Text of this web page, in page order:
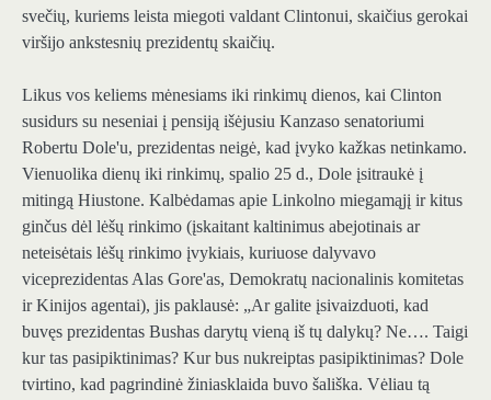
svečių, kuriems leista miegoti valdant Clintonui, skaičius gerokai
viršijo ankstesnių prezidentų skaičių.
Likus vos keliems mėnesiams iki rinkimų dienos, kai Clinton
susidurs su neseniai į pensiją išėjusiu Kanzaso senatoriumi
Robertu Dole'u, prezidentas neigė, kad įvyko kažkas netinkamo.
Vienuolika dienų iki rinkimų, spalio 25 d., Dole įsitraukė į
mitingą Hiustone. Kalbėdamas apie Linkolno miegamąjį ir kitus
ginčus dėl lėšų rinkimo (įskaitant kaltinimus abejotinais ar
neteisėtais lėšų rinkimo įvykiais, kuriuose dalyvavo
viceprezidentas Alas Gore'as, Demokratų nacionalinis komitetas
ir Kinijos agentai), jis paklausė: „Ar galite įsivaizduoti, kad
buvęs prezidentas Bushas darytų vieną iš tų dalykų? Ne…. Taigi
kur tas pasipiktinimas? Kur bus nukreiptas pasipiktinimas? Dole
tvirtino, kad pagrindinė žiniasklaida buvo šališka. Vėliau tą